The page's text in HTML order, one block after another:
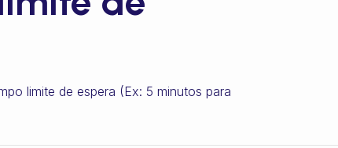
limite de espera (Ex: 5 minutos para